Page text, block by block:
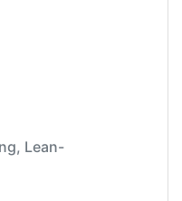
Lean-